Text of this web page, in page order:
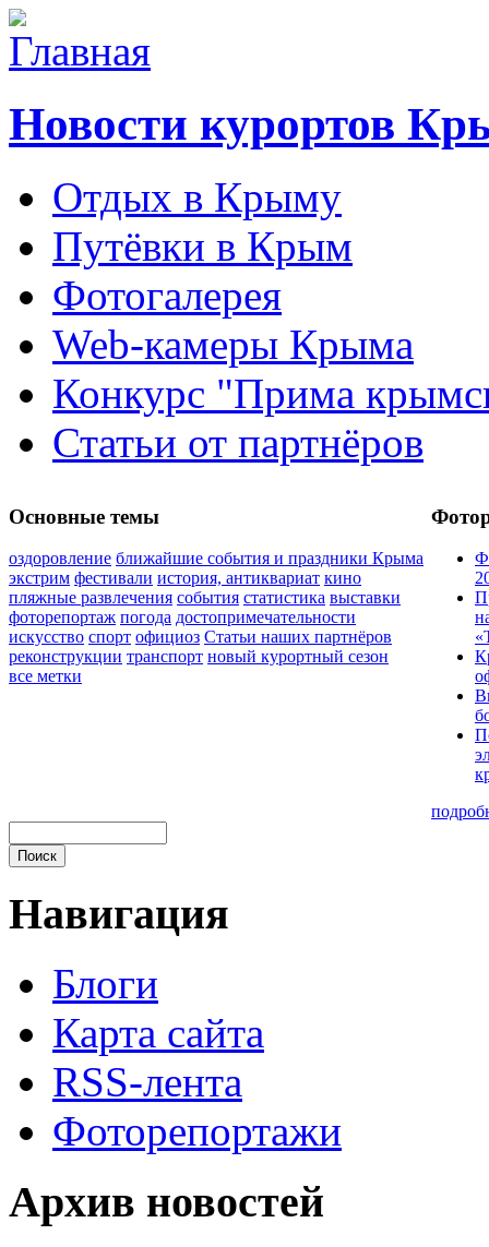
Новости курортов
Отдых в Крыму
Путёвки в Крым
Фотогалерея
Web-камеры Крыма
Конкурс "Прима
Статьи от партнёров
Основные темы
оздоровление ближайшие события и праздники Крыма
экстрим фестивали история, антиквариат кино
пляжные развлечения события статистика выставки
фоторепортаж погода достопримечательности
искусство спорт официоз Статьи наших партнёров
реконструкции транспорт новый курортный сезон
все метки
Навигация
Блоги
Карта сайта
RSS-лента
Фоторепортажи
Архив новостей